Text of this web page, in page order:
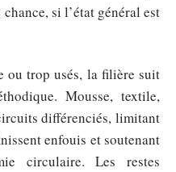
si l’état général est
ou trop usés, la filière suit
Mousse, textile,
différenciés, limitant
enfouis et soutenant
circulaire. Les restes